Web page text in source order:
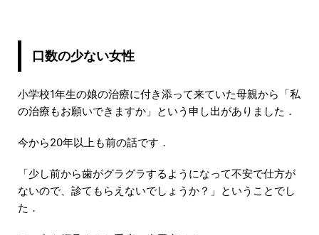
口数の少ない女性
小学校1年生の娘の治療に付き添って来ていた母親から「私
の治療もお願いできますか」という申し出がありました．
今から20年以上も前の話です．
「少し前から歯がグラグラするようになって不安で仕方が
ないので、診てもらえないでしょうか？」ということでし
た．